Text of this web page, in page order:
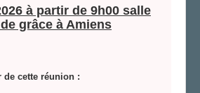
à partir de 9h00 salle
grâce à Amiens
cette réunion :